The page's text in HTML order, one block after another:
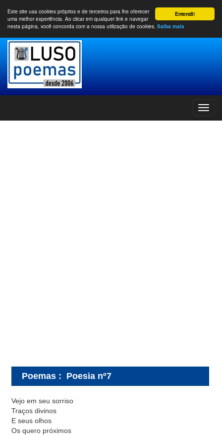
Entendi!
Este site usa cookies próprios e de terceiros para lhe oferecer
uma melhor experiência. Ao clicar em qualquer link e navegar
nesta página, você concorda com a nossa utilização de cookies. Saiba mais
Poemas : Poesia nº7
Vejo em seu sorriso
Traços divinos
E seus olhos
Os quero próximos